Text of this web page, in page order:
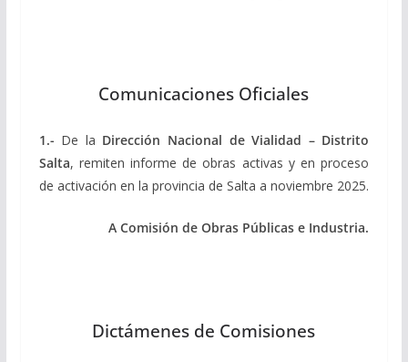
Comunicaciones Oficiales
1.- De la Dirección Nacional de Vialidad – Distrito
Salta, remiten informe de obras activas y en proceso
de activación en la provincia de Salta a noviembre 2025.
A Comisión de Obras Públicas e Industria.
Dictámenes de Comisiones